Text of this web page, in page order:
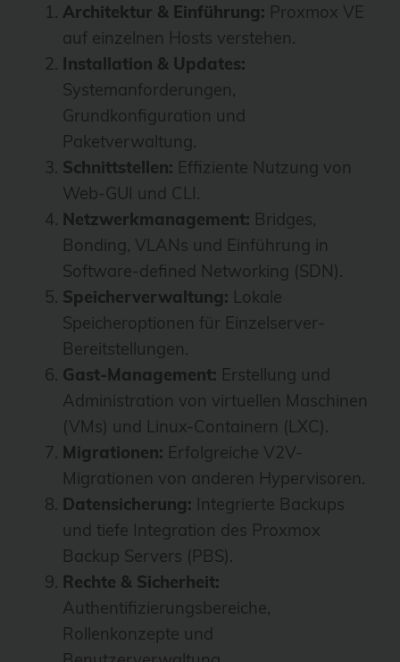
Architektur & Einführung: Proxmox VE
auf einzelnen Hosts verstehen.
Installation & Updates:
Systemanforderungen,
Grundkonfiguration und
Paketverwaltung.
Schnittstellen: Effiziente Nutzung von
Web-GUI und CLI.
Netzwerkmanagement: Bridges,
Bonding, VLANs und Einführung in
Software-defined Networking (SDN).
Speicherverwaltung: Lokale
Speicheroptionen für Einzelserver-
Bereitstellungen.
Gast-Management: Erstellung und
Administration von virtuellen Maschinen
(VMs) und Linux-Containern (LXC).
Migrationen: Erfolgreiche V2V-
Migrationen von anderen Hypervisoren.
Datensicherung: Integrierte Backups
und tiefe Integration des Proxmox
Backup Servers (PBS).
Rechte & Sicherheit:
Authentifizierungsbereiche,
Rollenkonzepte und